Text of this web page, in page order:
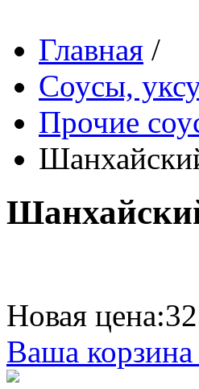
Главная /
Соусы,
Прочие
Новая цена:
Ваша